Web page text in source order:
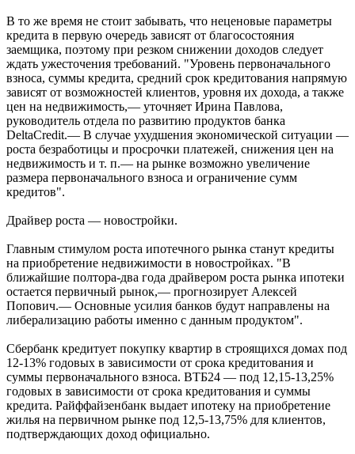
В то же время не стоит забывать, что неценовые параметры
кредита в первую очередь зависят от благосостояния
заемщика, поэтому при резком снижении доходов следует
ждать ужесточения требований. "Уровень первоначального
взноса, суммы кредита, средний срок кредитования напрямую
зависят от возможностей клиентов, уровня их дохода, а также
цен на недвижимость,— уточняет Ирина Павлова,
руководитель отдела по развитию продуктов банка
DeltaCredit.— В случае ухудшения экономической ситуации —
роста безработицы и просрочки платежей, снижения цен на
недвижимость и т. п.— на рынке возможно увеличение
размера первоначального взноса и ограничение сумм
кредитов".
Драйвер роста — новостройки.
Главным стимулом роста ипотечного рынка станут кредиты
на приобретение недвижимости в новостройках. "В
ближайшие полтора-два года драйвером роста рынка ипотеки
остается первичный рынок,— прогнозирует Алексей
Попович.— Основные усилия банков будут направлены на
либерализацию работы именно с данным продуктом".
Сбербанк кредитует покупку квартир в строящихся домах под
12-13% годовых в зависимости от срока кредитования и
суммы первоначального взноса. ВТБ24 — под 12,15-13,25%
годовых в зависимости от срока кредитования и суммы
кредита. Райффайзенбанк выдает ипотеку на приобретение
жилья на первичном рынке под 12,5-13,75% для клиентов,
подтверждающих доход официально.